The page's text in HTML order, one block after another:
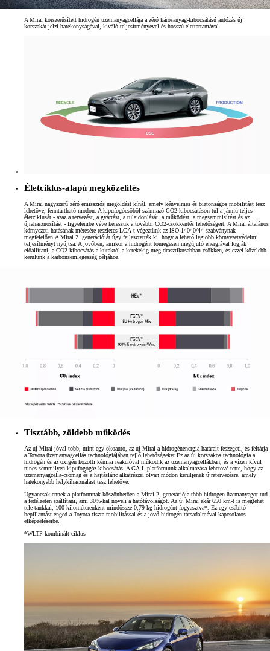
A Mirai korszerűsített hidrogén üzemanyagcellája a zéró károsanyag-kibocsátású autózás új
korszakát jelzi hatékonyságával, kiváló teljesítményével és hosszú élettartamával.
Életciklus-alapú megközelítés
A Mirai nagyszerű zéró emissziós megoldást kínál, amely kényelmes és biztonságos mobilitást tesz
lehetővé, fenntartható módon. A kipufogócsőből származó CO2-kibocsátáson túl a jármű teljes
életciklusát - azaz a tervezést, a gyártást, a tulajdonlását, a működést, a megsemmisítést és az
újrahasznosítást - figyelembe véve keressük a további CO2-csökkentés lehetőségeit. A Mirai általános
környezeti hatásának mérésére részletes LCA-t végeztünk az ISO 14040/44 szabványnak
megfelelően.A Mirai 2. generációját úgy fejlesztették ki, hogy a lehető legjobb környezetvédelmi
teljesítményt nyújtsa. A jövőben, amikor a hidrogént tömegesen megújuló energiával fogják
előállítani, a CO2-kibocsátás a kutaktól a kerekekig még drasztikusabban csökken, és ezzel közelebb
kerülünk a karbonsemlegesség céljához.
Tisztább, zöldebb működés
Az új Mirai jóval több, mint egy ökoautó, az új Mirai a hidrogénenergia határait feszegeti, és feltárja
a Toyota üzemanyagcellás technológiájában rejlő lehetőségeket Ez az új korszakos technológia a
hidrogén és az oxigén közötti kémiai reakcióval működik az üzemanyagcellákban, és a vízen kívül
nincs semmilyen kipufogógáz-kibocsátás. A GA-L platformunk alkalmazása lehetővé tette, hogy az
üzemanyagcella-csomag és a hajtáslánc alkatrészei olyan módon kerüljenek újratervezésre, amely
hatékonyabb helykihasználást tesz lehetővé.
Ugyancsak ennek a platformnak köszönhetően a Mirai 2. generációja több hidrogén üzemanyagot tud
a fedélzeten szállítani, ami 30%-kal növeli a hatótávolságot. Az új Mirai akár 650 km-t is megtehet
tele tankkal, 100 kilométerenként mindössze 0,79 kg hidrogént fogyasztva*. Ez egy csábító
bepillantást enged a Toyota tiszta mobilitással és a jövő hidrogén társadalmával kapcsolatos
elképzeléseibe.
*WLTP kombinált ciklus